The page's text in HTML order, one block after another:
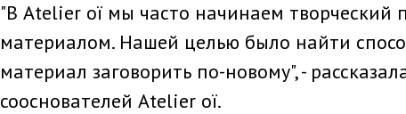
"В Atelier oï мы часто начинаем творческий
материалом. Нашей целью было найти
материал заговорить по-новому", -
сооснователей Atelier oï.